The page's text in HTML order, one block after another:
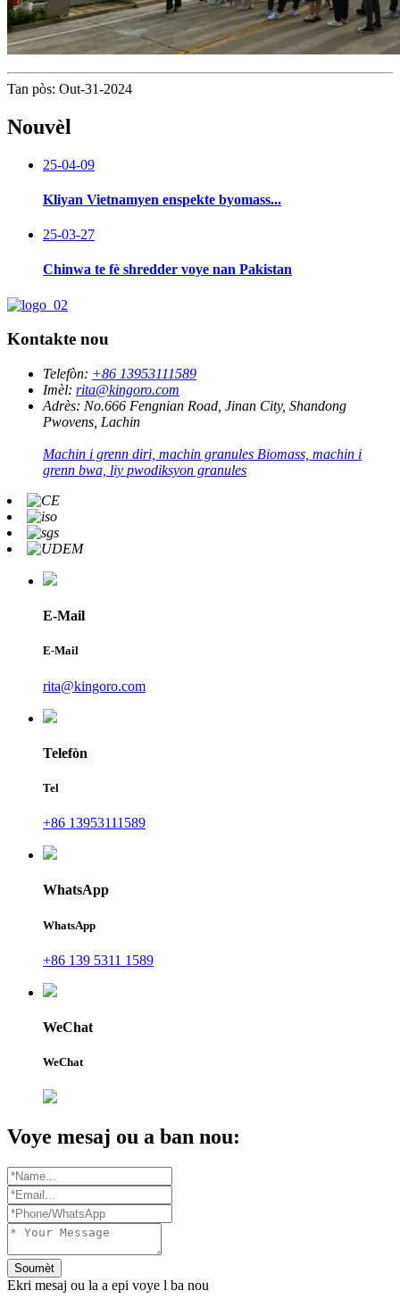
Tan pòs: Out-31-2024
Nouvèl
25-04-09
Kliyan Vietnamyen enspekte byomass...
25-03-27
Chinwa te fè shredder voye nan Pakistan
Kontakte nou
Telefòn: +86 13953111589
Imèl: rita@kingoro.com
Adrès: No.666 Fengnian Road, Jinan City, Shandong
Pwovens, Lachin
Machin i grenn diri, machin granules Biomass, machin i
grenn bwa, liy pwodiksyon granules
E-Mail
E-Mail
rita@kingoro.com
Telefòn
Tel
+86 13953111589
WhatsApp
WhatsApp
+86 139 5311 1589
WeChat
WeChat
Voye mesaj ou a ban nou:
Soumèt
Ekri mesaj ou la a epi voye l ba nou